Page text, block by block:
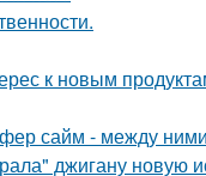
к новым
сайм - между
джигану новую